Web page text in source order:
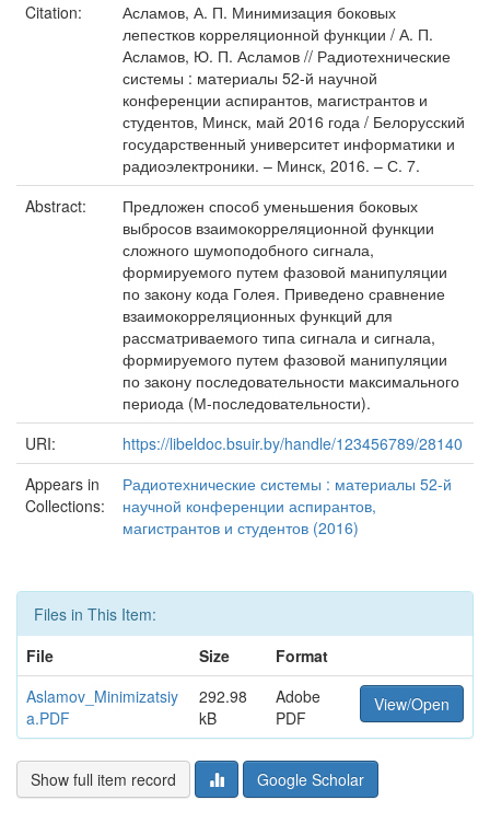
Citation:
Асламов, А. П. Минимизация боковых
лепестков корреляционной функции / А. П.
Асламов, Ю. П. Асламов // Радиотехнические
системы : материалы 52-й научной
конференции аспирантов, магистрантов и
студентов, Минск, май 2016 года / Белорусский
государственный университет информатики и
радиоэлектроники. – Минск, 2016. – С. 7.
Abstract:
Предложен способ уменьшения боковых
выбросов взаимокорреляционной функции
сложного шумоподобного сигнала,
формируемого путем фазовой манипуляции
по закону кода Голея. Приведено сравнение
взаимокорреляционных функций для
рассматриваемого типа сигнала и сигнала,
формируемого путем фазовой манипуляции
по закону последовательности максимального
периода (М-последовательности).
URI:
https://libeldoc.bsuir.by/handle/123456789/28140
Appears in
Collections:
Радиотехнические системы : материалы 52-й
научной конференции аспирантов,
магистрантов и студентов (2016)
Files in This Item:
File
Size
Format
Aslamov_Minimizatsiy
a.PDF
292.98
kB
Adobe
PDF
View/Open
Show full item record Google Scholar